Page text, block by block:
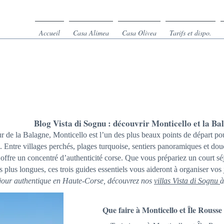
Accueil Casa Alimea Casa Olivea Tarifs et dispo.
Blog Vista di Sognu : découvrir Monticello et la
de la Balagne, Monticello est l’un des plus beaux points de départ
Entre villages perchés, plages turquoise, sentiers panoramiques et
un concentré d’authenticité corse. Que vous prépariez un court
plus longues, ces trois guides essentiels vous aideront à organiser vos
authentique en Haute‑Corse, découvrez nos villas Vista di Sognu
Que faire à Monticello et Île